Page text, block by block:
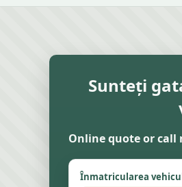
Sunteți
Online quote or call
Înmatricularea